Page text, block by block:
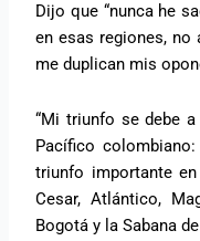
Dijo que “nunca he
en esas regiones,
me duplican mis
“Mi triunfo se debe
Pacífico
triunfo importante
Cesar, Atlántico,
Bogotá y la Sabana